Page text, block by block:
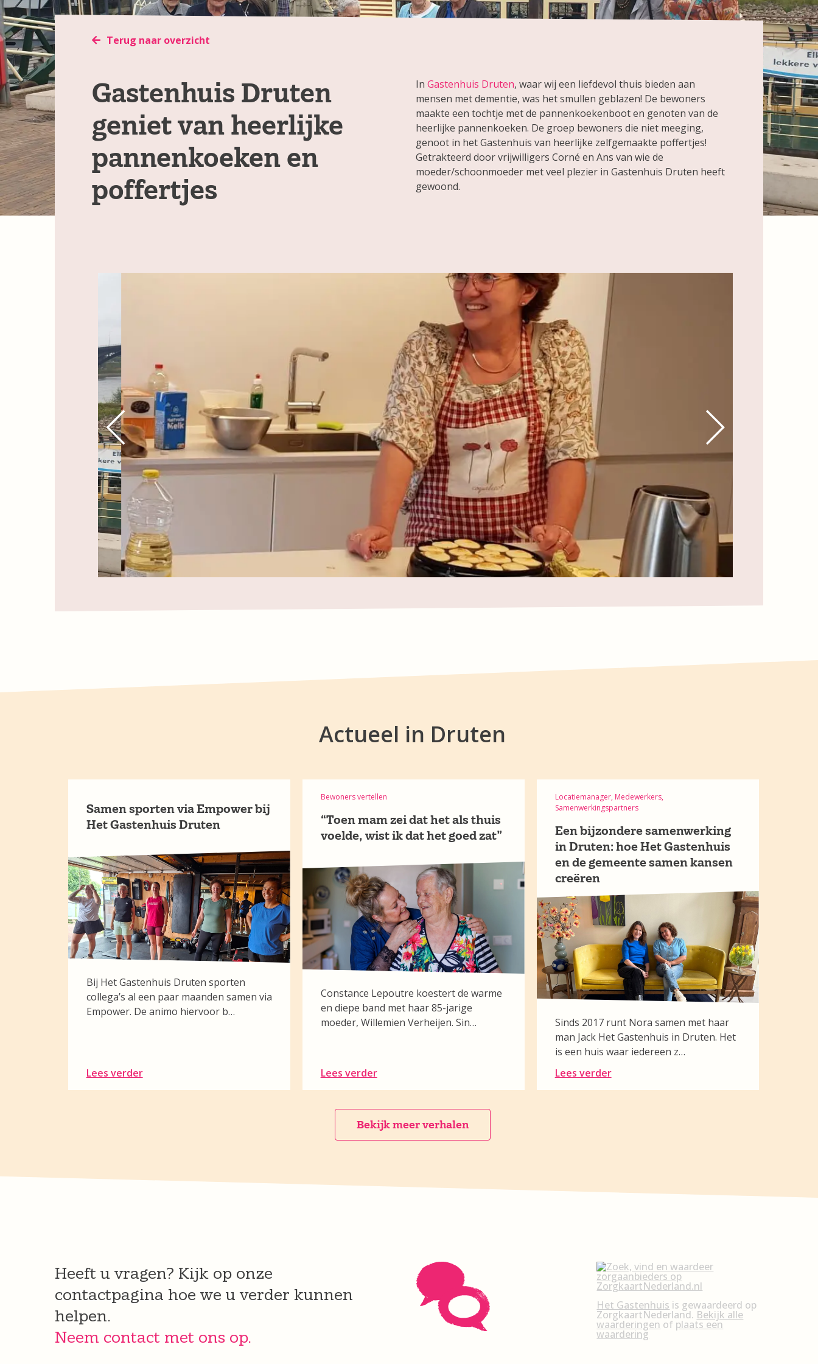
Terug naar overzicht
Gastenhuis Druten
geniet van heerlijke
pannenkoeken en
poffertjes
In Gastenhuis Druten, waar wij een liefdevol thuis bieden aan
mensen met dementie, was het smullen geblazen! De bewoners
maakte een tochtje met de pannenkoekenboot en genoten van de
heerlijke pannenkoeken. De groep bewoners die niet meeging,
genoot in het Gastenhuis van heerlijke zelfgemaakte poffertjes!
Getrakteerd door vrijwilligers Corné en Ans van wie de
moeder/schoonmoeder met veel plezier in Gastenhuis Druten heeft
gewoond.
Actueel in Druten
Samen sporten via Empower bij
Het Gastenhuis Druten
Bij Het Gastenhuis Druten sporten
collega’s al een paar maanden samen via
Empower. De animo hiervoor b…
Lees verder
Bewoners vertellen
“Toen mam zei dat het als thuis
voelde, wist ik dat het goed zat”
Constance Lepoutre koestert de warme
en diepe band met haar 85-jarige
moeder, Willemien Verheijen. Sin…
Lees verder
Locatiemanager, Medewerkers,
Samenwerkingspartners
Een bijzondere samenwerking
in Druten: hoe Het Gastenhuis
en de gemeente samen kansen
creëren
Sinds 2017 runt Nora samen met haar
man Jack Het Gastenhuis in Druten. Het
is een huis waar iedereen z…
Lees verder
Bekijk meer verhalen
Heeft u vragen? Kijk op onze
contactpagina hoe we u verder kunnen
helpen.
Neem contact met ons op.
Het Gastenhuis is gewaardeerd op
ZorgkaartNederland. Bekijk alle
waarderingen of plaats een
waardering